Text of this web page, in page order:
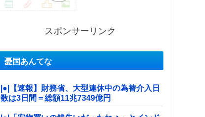
スポンサーリンク
憂国あんてな
|●|【速報】財務省、大型連休中の為替介入日
数は3日間＝総額11兆7349億円